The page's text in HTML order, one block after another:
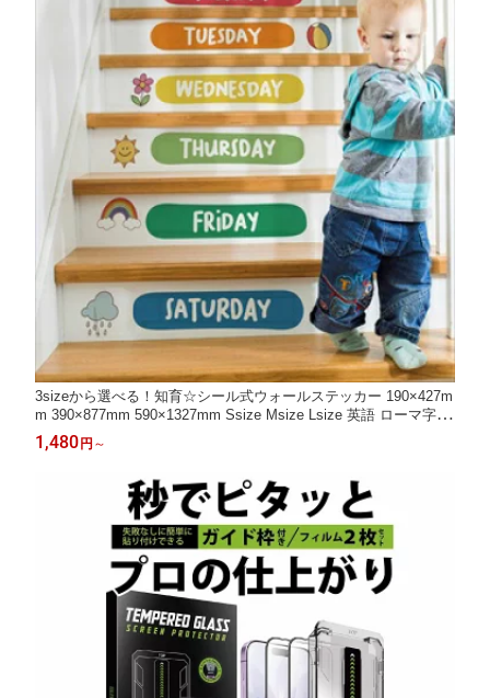
3sizeから選べる！知育☆シール式ウォールステッカー 190×427m
m 390×877mm 590×1327mm Ssize Msize Lsize 英語 ローマ字 数
字 算数 幼児 お勉強 かわいい 動物 036498
1,480円 ～